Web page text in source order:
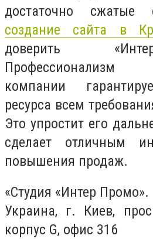
достаточно сжатые
создание сайта в
доверить
компании
ресурса всем
Это упростит его
сделает отличным
повышения продаж.
«Студия «Интер Промо».
Украина, г. Киев,
корпус G, офис 316